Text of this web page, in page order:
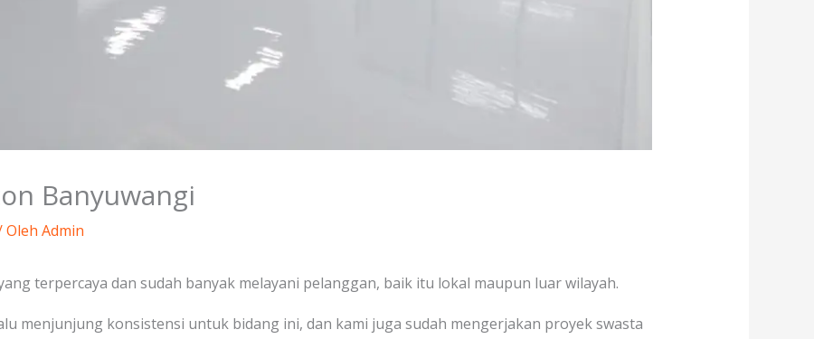
Banyuwangi
Admin
terpercaya dan sudah banyak melayani pelanggan, baik itu lokal maupun luar wilayah.
menjunjung konsistensi untuk bidang ini, dan kami juga sudah mengerjakan proyek swasta